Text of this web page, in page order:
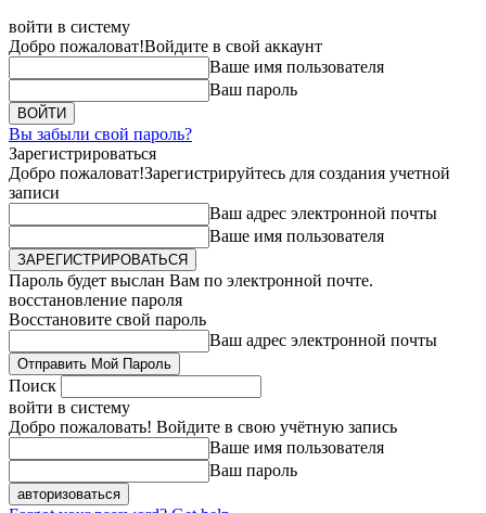
войти в систему
Добро пожаловат!Войдите в свой аккаунт
Ваше имя пользователя
Ваш пароль
Вы забыли свой пароль?
Зарегистрироваться
Добро пожаловат!Зарегистрируйтесь для создания учетной
записи
Ваш адрес электронной почты
Ваше имя пользователя
Пароль будет выслан Вам по электронной почте.
восстановление пароля
Восстановите свой пароль
Ваш адрес электронной почты
Поиск
войти в систему
Добро пожаловать! Войдите в свою учётную запись
Ваше имя пользователя
Ваш пароль